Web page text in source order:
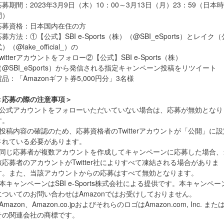
募期間：2023年3月9日（木）10：00～3月13日（月）23：59（日本時
募資格：日本国内在住の方
募方法：①【公式】SBI e-Sports（株）（@SBI_eSports）とレイク（
）（@lake_official_）の
アカウントをフォロー②【公式】SBI e-Sports（株）
@SBI_eSports）から発信される指定キャンペーン投稿をリツイート
品：「Amazonギフト券5,000円分」3名様
応募の際の注意事項＞
式アカウントをフォローいただいていない場合は、応募が無効となり
稿内容の確認のため、応募資格者のTwitterアカウントが「公開」に
ている必要があります。
じ応募者が複数アカウントを作成してキャンペーンに応募した場合、
応募者のアカウントがTwitter社によりすべて凍結される場合がありま
。また、当該アカウントからの応募はすべて無効となります。
キャンペーンはSBI e-Sports株式会社による提供です。本キャンペー
ついてのお問い合わせはAmazonではお受けしておりません。
、Amazon.co.jpおよびそれらのロゴはAmazon.com, Inc. または
関連会社の商標です。